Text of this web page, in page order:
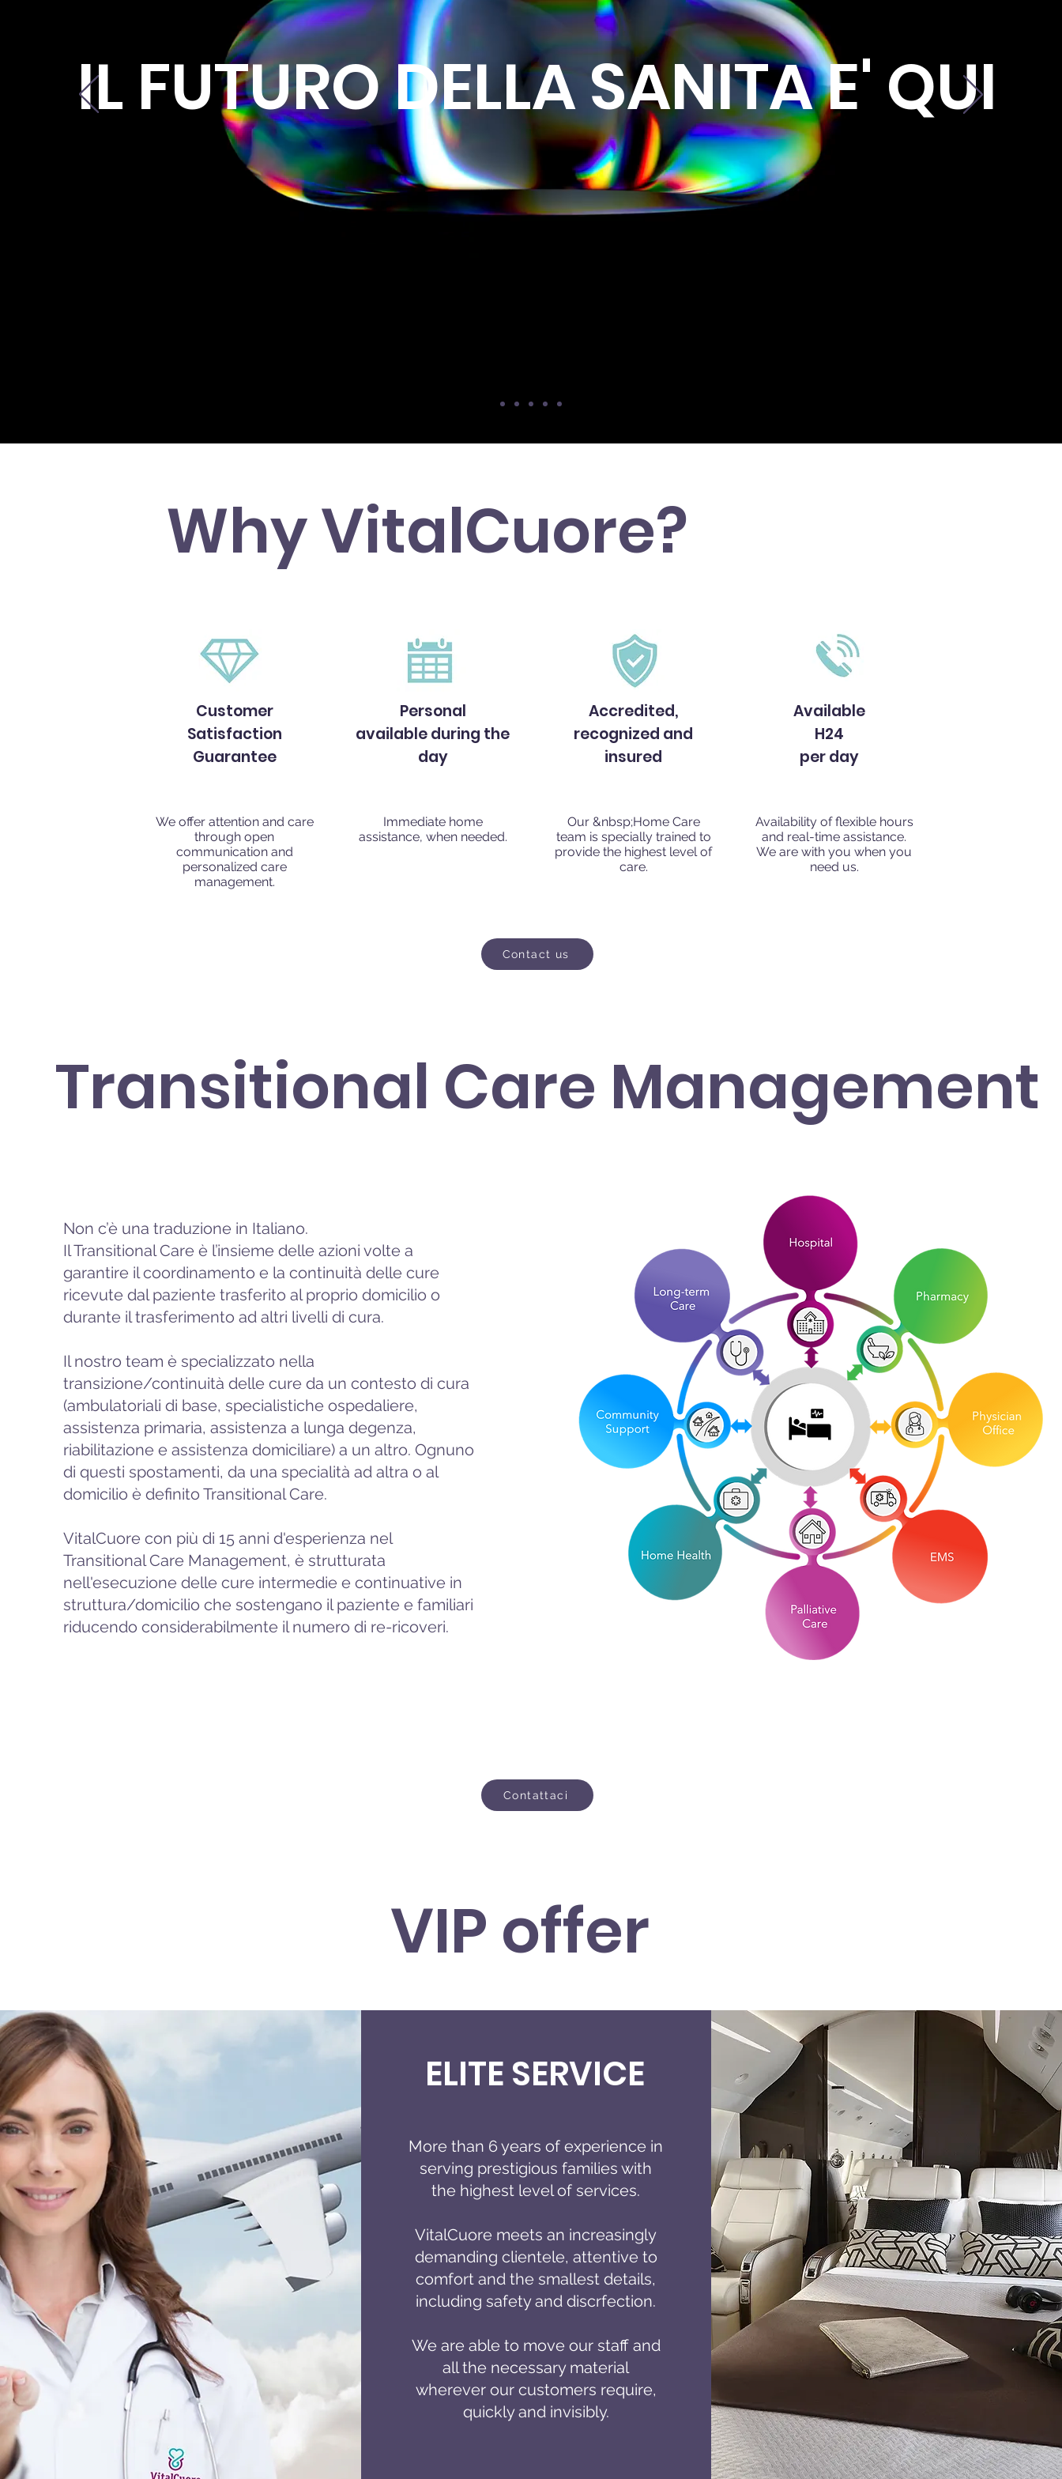
IL FUTURO DELLA SANITA E' QUI
Why VitalCuore?
Customer
Satisfaction
Guarantee
We offer attention and care
through open
communication and
personalized care
management.
Personal
available during the
day
Immediate home
assistance, when needed.
Accredited,
recognized and
insured
Our &nbsp;Home Care
team is specially trained to
provide the highest level of
care.
Available
H24
per day
Availability of flexible hours
and real-time assistance.
We are with you when you
need us.
Contact us
Transitional Care Management
Non c’è una traduzione in Italiano.
Il Transitional Care è l’insieme delle azioni volte a
garantire il coordinamento e la continuità delle cure
ricevute dal paziente trasferito al proprio domicilio o
durante il trasferimento ad altri livelli di cura.
Il nostro team è specializzato nella
transizione/continuità delle cure da un contesto di cura
(ambulatoriali di base, specialistiche ospedaliere,
assistenza primaria, assistenza a lunga degenza,
riabilitazione e assistenza domiciliare) a un altro. Ognuno
di questi spostamenti, da una specialità ad altra o al
domicilio è definito Transitional Care.
VitalCuore con più di 15 anni d'esperienza nel
Transitional Care Management, è strutturata
nell'esecuzione delle cure intermedie e continuative in
struttura/domicilio che sostengano il paziente e familiari
riducendo considerabilmente il numero di re-ricoveri.
Contattaci
VIP offer
ELITE SERVICE
More than 6 years of experience in
serving prestigious families with
the highest level of services.
VitalCuore meets an increasingly
demanding clientele, attentive to
comfort and the smallest details,
including safety and discrfection.
We are able to move our staff and
all the necessary material
wherever our customers require,
quickly and invisibly.